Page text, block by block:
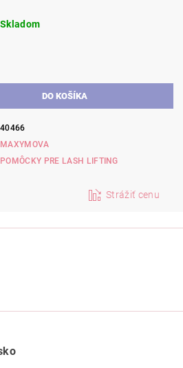
Skladom
40466
MAXYMOVA
POMÔCKY PRE LASH LIFTING
Strážiť cenu